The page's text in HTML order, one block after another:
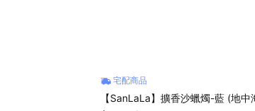
宅配商品
【SanLaLa】擴香沙蠟燭-藍 (地中